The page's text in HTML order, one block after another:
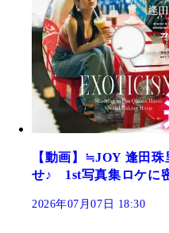
【動画】≒JOY 逢田
せ♪ 1st写真集ロケに
2026年07月07日 18:30